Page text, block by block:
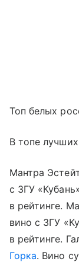
Топ белых
В топе
Мантра
с ЗГУ
в рейтинге.
вино с ЗГУ
в рейтинге.
Горка. Вино